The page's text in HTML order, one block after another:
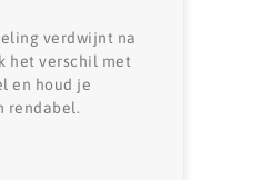
verdwijnt na
het verschil met
en houd je
rendabel.